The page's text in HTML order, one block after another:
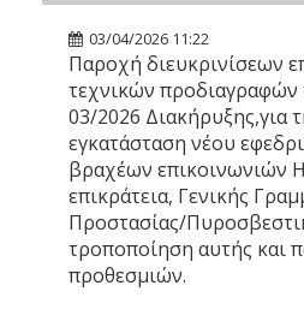
03/04/2026 11:22
Παροχή διευκρινίσεων
τεχνικών προδιαγραφών
03/2026 Διακήρυξης,για
εγκατάσταση νέου
βραχέων επικοινωνιών
επικράτεια, Γενικής
Προστασίας/
τροποποίηση αυτής και
προθεσμιών.